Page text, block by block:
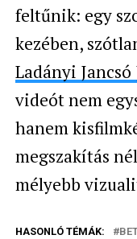
feltűnik: egy
kezében,
Ladányi
videót nem
hanem
megszakítás
mélyebb
HASONLÓ TÉMÁK: